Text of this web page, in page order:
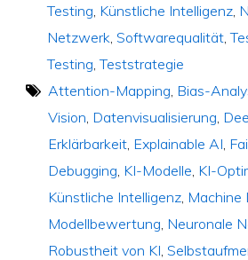
Testing Künstliche Intelligenz,
Netzwerk Softwarequalität,
Testing ,Teststrategie
Attention-Mapping Bias-
Vision Datenvisualisierung
Erklärbarkeit, Explainable AI
Debugging KI-Modelle KI-
Künstliche Intelligenz, Machine
Modellbewertung Neuronale
Robustheit von KI